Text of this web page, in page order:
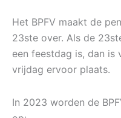
Het BPFV maakt de
23ste over. Als de
een feestdag is, dan
vrijdag ervoor plaats.
In 2023 worden de